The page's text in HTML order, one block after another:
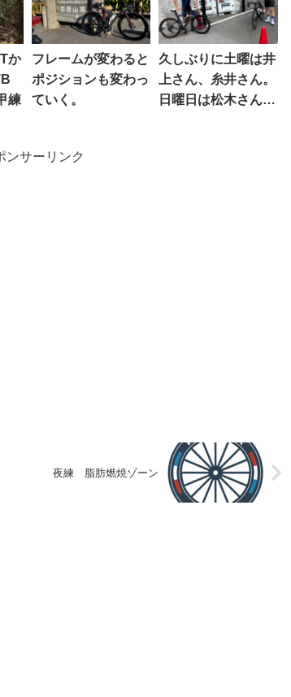
か
練
フレームが変わると
ポジションも変わっ
ていく。
久しぶりに土曜は井
上さん、糸井さん。
日曜日は松木さん、
ンサーリンク
夜練 脂肪燃焼ゾーン